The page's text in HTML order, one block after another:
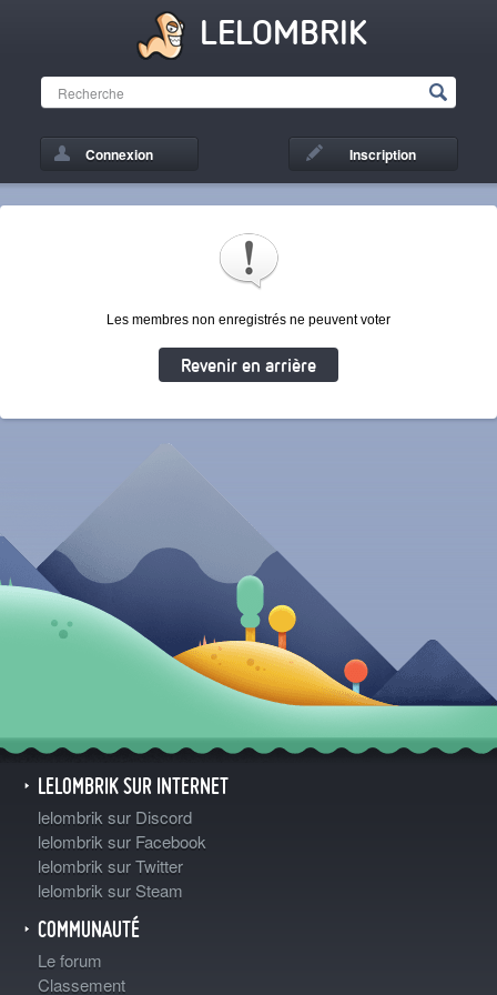
LELOMBRIK
Connexion Inscription
Les membres non enregistrés ne peuvent voter
Revenir en arrière
LELOMBRIK SUR INTERNET
lelombrik sur Discord
lelombrik sur Facebook
lelombrik sur Twitter
lelombrik sur Steam
COMMUNAUTÉ
Le forum
Classement